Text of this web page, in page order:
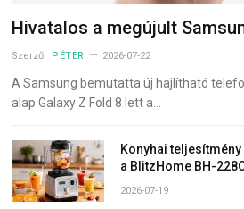
Hivatalos a megújult
Szerző: PÉTER 2026-07-22
A Samsung bemutatta új hajlítható
alap Galaxy Z Fold 8 lett a…
Konyhai
a BlitzHome BH-
2026-07-19